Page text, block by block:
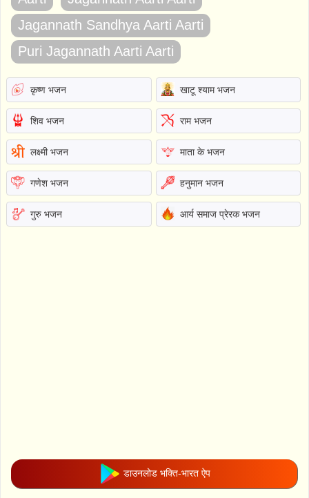
Jagannath Sandhya Aarti Aarti
Puri Jagannath Aarti Aarti
कृष्ण भजन खाटू श्याम भजन
शिव भजन राम भजन
लक्ष्मी भजन माता के भजन
गणेश भजन हनुमान भजन
गुरु भजन आर्य समाज प्रेरक भजन
डाउनलोड भक्ति-भारत ऐप